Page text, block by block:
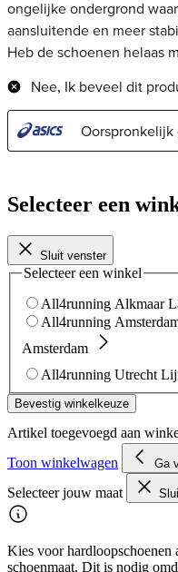
Selecteer een
Sluit venster
Selecteer een winkel
All4running Alkmaar
All4running
Amsterdam
All4running Utrecht
Bevestig winkelkeuze
Artikel toegevoegd aan
Toon winkelwagen Ga
Selecteer jouw maat
Kies voor hardloopschoenen
schoenmaat. Dit is nodig